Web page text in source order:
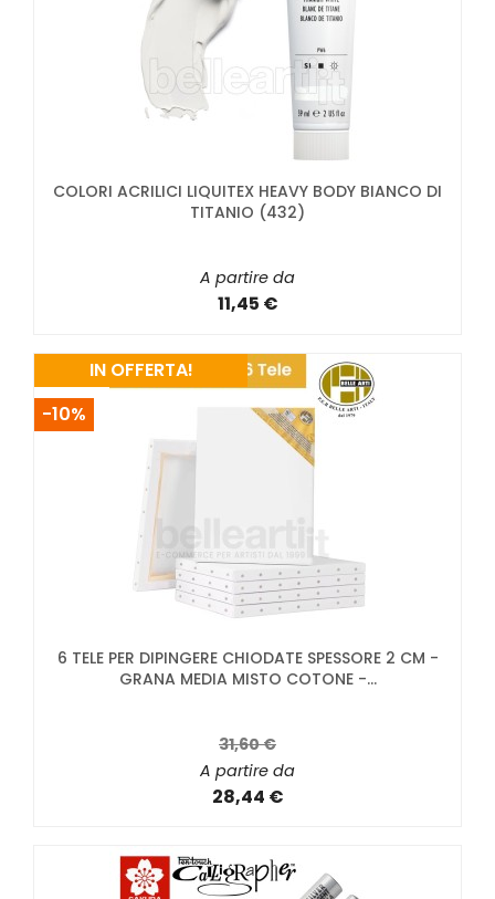
COLORI ACRILICI LIQUITEX HEAVY BODY BIANCO DI
TITANIO (432)
A partire da
11,45 €
6 TELE PER DIPINGERE CHIODATE SPESSORE 2 CM -
GRANA MEDIA MISTO COTONE -...
31,60 €
A partire da
28,44 €
IN OFFERTA!
-10%